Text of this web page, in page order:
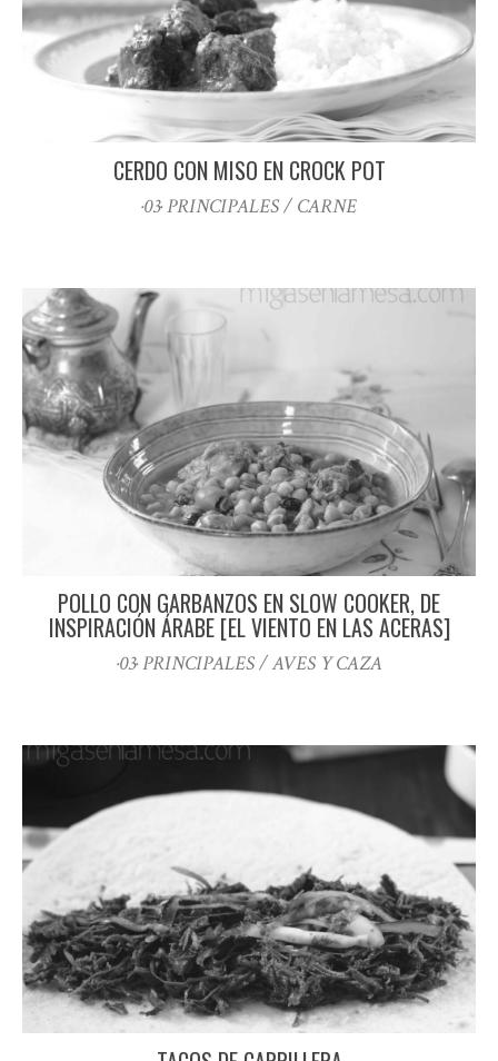
CERDO CON MISO EN CROCK POT
·03· PRINCIPALES / CARNE
POLLO CON GARBANZOS EN SLOW COOKER, DE
INSPIRACIÓN ÁRABE [EL VIENTO EN LAS ACERAS]
·03· PRINCIPALES / AVES Y CAZA